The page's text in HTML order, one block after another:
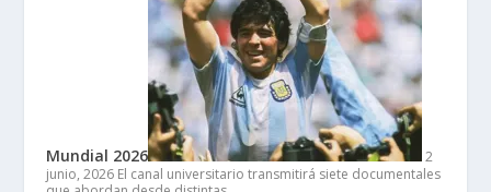
Mundial 2026
2
junio, 2026 El canal universitario transmitirá siete documentales